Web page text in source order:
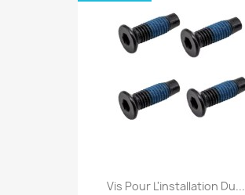
Vis Pour L'installation Du...